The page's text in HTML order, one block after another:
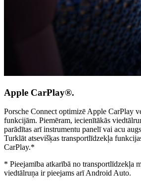
Apple CarPlay®.
Porsche Connect optimizē Apple CarPlay
funkcijām. Piemēram, iecienītākās
parādītas arī instrumentu panelī vai acu
Turklāt atsevišķas transportlīdzekļa
CarPlay.*
* Pieejamība atkarībā no transportlīdzekļa
viedtālruņa ir pieejams arī Android Auto.